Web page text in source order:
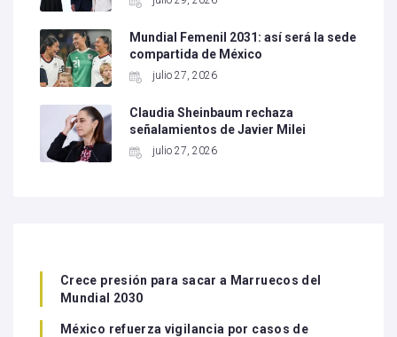
Mundial Femenil 2031: así será la sede
compartida de México
julio 27, 2026
Claudia Sheinbaum rechaza
señalamientos de Javier Milei
julio 27, 2026
Crece presión para sacar a Marruecos del
Mundial 2030
México refuerza vigilancia por casos de